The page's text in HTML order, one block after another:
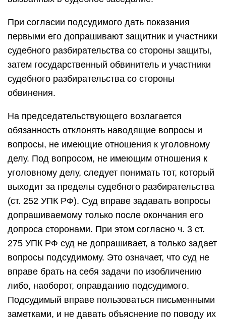
При согласии подсудимого дать показания
первыми его допрашивают защитник и участники
судебного разбирательства со стороны защиты,
затем государственный обвинитель и участники
судебного разбирательства со стороны
обвинения.
На председательствующего возлагается
обязанность отклонять наводящие вопросы и
вопросы, не имеющие отношения к уголовному
делу. Под вопросом, не имеющим отношения к
уголовному делу, следует понимать тот, который
выходит за пределы судебного разбирательства
(ст. 252 УПК РФ). Суд вправе задавать вопросы
допрашиваемому только после окончания его
допроса сторонами. При этом согласно ч. 3 ст.
275 УПК РФ суд не допрашивает, а только задает
вопросы подсудимому. Это означает, что суд не
вправе брать на себя задачи по изобличению
либо, наоборот, оправданию подсудимого.
Подсудимый вправе пользоваться письменными
заметками, и не давать объяснение по поводу их